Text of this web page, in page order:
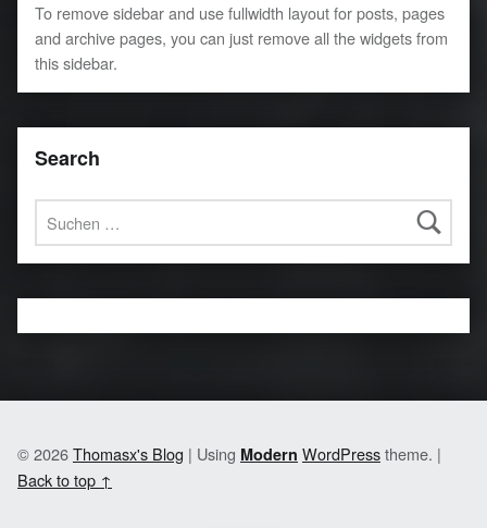
To remove sidebar and use fullwidth layout for posts, pages
and archive pages, you can just remove all the widgets from
this sidebar.
Search
Suchen nach:
© 2026Thomasx's Blog | Using Modern WordPresstheme. |
Back to top ↑